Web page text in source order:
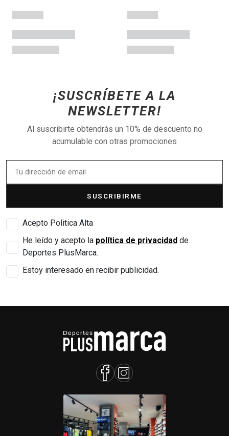
¡SUSCRÍBETE A LA
NEWSLETTER!
Al suscribirte obtendrás un 10% de descuento no
acumulable con otras promociones
SUSCRIBIRME
Acepto Politica Alta
He leído y acepto la política de privacidad de
Deportes PlusMarca.
Estoy interesado en recibir publicidad.